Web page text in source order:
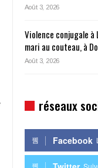
Août 3, 2026
Violence conjugale à
mari au couteau, à
Août 3, 2026
réseaux
Facebook